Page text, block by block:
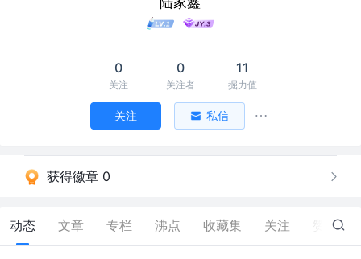
0
关注
0
关注者
11
掘力值
关注 私信
获得徽章 0
动态 文章 专栏 沸点 收藏集 关注 1